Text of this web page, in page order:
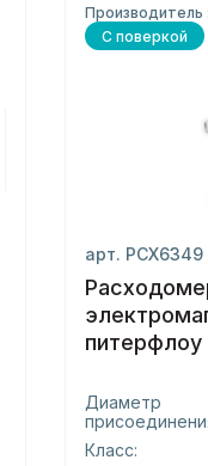
С поверкой
арт. РСХ6349
Диаметр
Класс: